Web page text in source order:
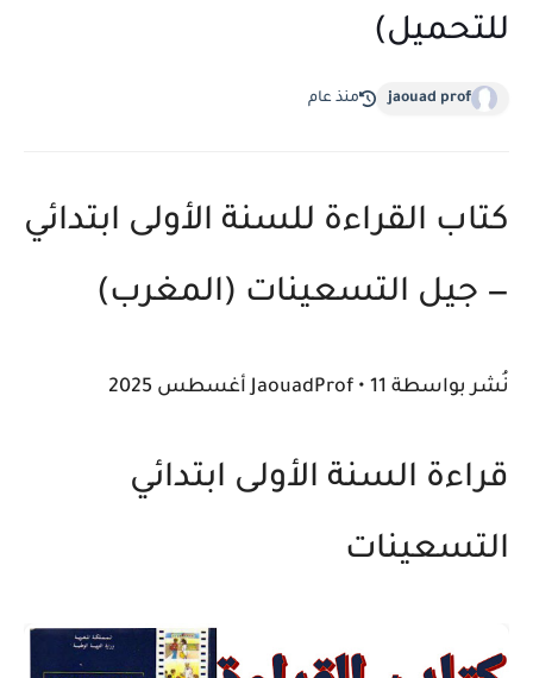
للتحميل)
jaouad prof منذ عام
كتاب القراءة للسنة الأولى ابتدائي
— جيل التسعينات (المغرب)
نُشر بواسطة JaouadProf • 11 أغسطس 2025
قراءة السنة الأولى ابتدائي
التسعينات